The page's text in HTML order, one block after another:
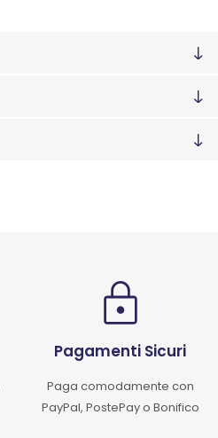
Pagamenti Sicuri
Paga comodamente con
PayPal, PostePay o Bonifico